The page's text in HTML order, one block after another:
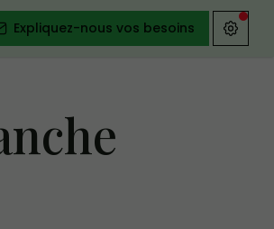
Expliquez-nous vos besoins